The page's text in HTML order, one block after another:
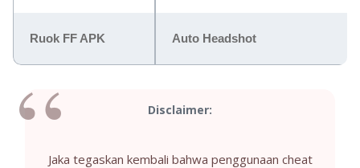
Ruok FF APK Auto Headshot
Disclaimer:
Jaka tegaskan kembali bahwa penggunaan cheat